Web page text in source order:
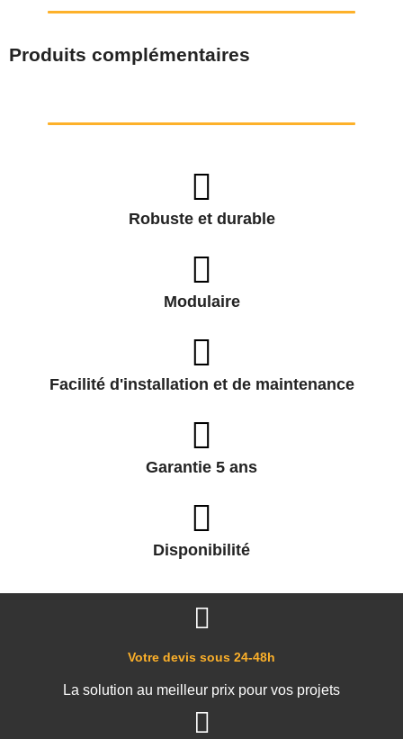
Produits complémentaires
Robuste et durable
Modulaire
Facilité d'installation et de maintenance
Garantie 5 ans
Disponibilité
Votre devis sous 24-48h
La solution au meilleur prix pour vos projets